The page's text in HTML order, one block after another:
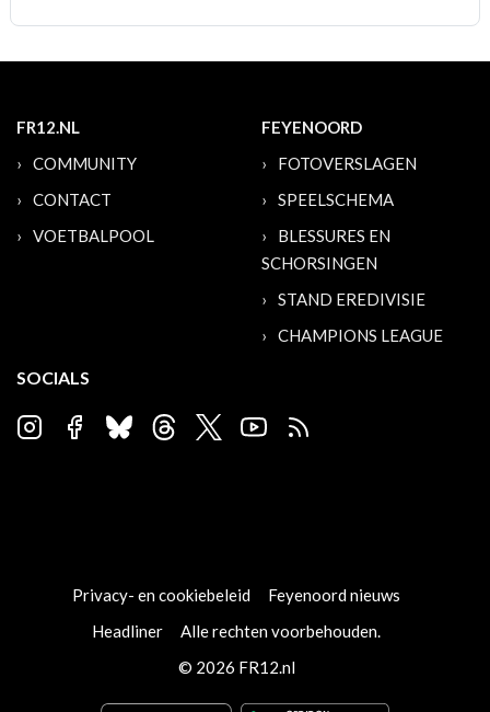
FR12.NL
COMMUNITY
CONTACT
VOETBALPOOL
FEYENOORD
FOTOVERSLAGEN
SPEELSCHEMA
BLESSURES EN
SCHORSINGEN
STAND EREDIVISIE
CHAMPIONS LEAGUE
SOCIALS
Privacy- en cookiebeleid
Feyenoord nieuws
Headliner
Alle rechten voorbehouden.
© 2026 FR12.nl